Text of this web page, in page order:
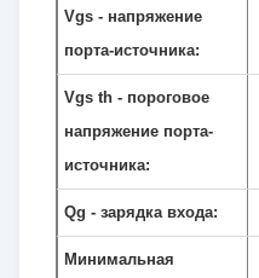
Vgs - напряжение
порта-источника:
Vgs th - пороговое
напряжение порта-
источника:
Qg - зарядка входа:
Минимальная